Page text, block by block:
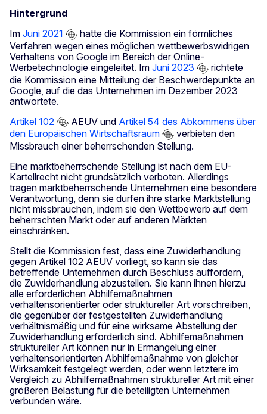
Hintergrund
Im Juni 2021
hatte die Kommission ein förmliches
Verfahren wegen eines möglichen wettbewerbswidrigen
Verhaltens von Google im Bereich der Online-
Werbetechnologie eingeleitet. Im Juni 2023
richtete
die Kommission eine Mitteilung der Beschwerdepunkte an
Google, auf die das Unternehmen im Dezember 2023
antwortete.
Artikel 102
AEUV und Artikel 54 des Abkommens über
den Europäischen Wirtschaftsraum
verbieten den
Missbrauch einer beherrschenden Stellung.
Eine marktbeherrschende Stellung ist nach dem EU-
Kartellrecht nicht grundsätzlich verboten. Allerdings
tragen marktbeherrschende Unternehmen eine besondere
Verantwortung, denn sie dürfen ihre starke Marktstellung
nicht missbrauchen, indem sie den Wettbewerb auf dem
beherrschten Markt oder auf anderen Märkten
einschränken.
Stellt die Kommission fest, dass eine Zuwiderhandlung
gegen Artikel 102 AEUV vorliegt, so kann sie das
betreffende Unternehmen durch Beschluss auffordern,
die Zuwiderhandlung abzustellen. Sie kann ihnen hierzu
alle erforderlichen Abhilfemaßnahmen
verhaltensorientierter oder struktureller Art vorschreiben,
die gegenüber der festgestellten Zuwiderhandlung
verhältnismäßig und für eine wirksame Abstellung der
Zuwiderhandlung erforderlich sind. Abhilfemaßnahmen
struktureller Art können nur in Ermangelung einer
verhaltensorientierten Abhilfemaßnahme von gleicher
Wirksamkeit festgelegt werden, oder wenn letztere im
Vergleich zu Abhilfemaßnahmen struktureller Art mit einer
größeren Belastung für die beteiligten Unternehmen
verbunden wäre.